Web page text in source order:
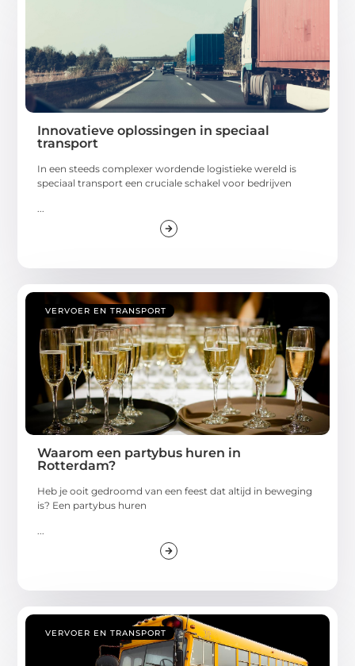
Innovatieve oplossingen in speciaal
transport
In een steeds complexer wordende logistieke wereld is
speciaal transport een cruciale schakel voor bedrijven
VERVOER EN TRANSPORT
Waarom een partybus huren in
Rotterdam?
Heb je ooit gedroomd van een feest dat altijd in beweging
is? Een partybus huren
...
VERVOER EN TRANSPORT